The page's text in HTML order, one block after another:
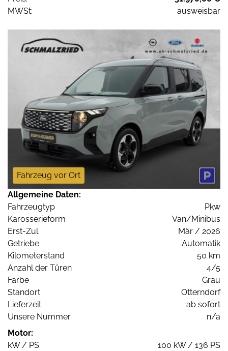
MWSt:
ausweisbar
Fahrzeug vor Ort
Allgemeine Daten:
Fahrzeugtyp
Pkw
Karosserieform
Van/Minibus
Erst-Zul.
Mär / 2026
Getriebe
Automatik
Kilometerstand
50 km
Anzahl der Türen
4/5
Farbe
Grau
Standort
Otterndorf
Lieferzeit
ab sofort
Unsere Nummer
n/a
Motor:
kW / PS
100 kW / 136 PS